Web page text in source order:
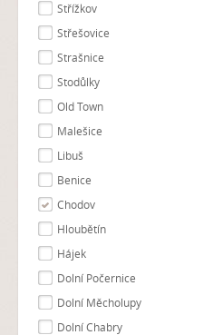
Střížkov
Střešovice
Strašnice
Stodůlky
Old Town
Malešice
Libuš
Benice
Chodov
Hloubětín
Hájek
Dolní Počernice
Dolní Měcholupy
Dolní Chabry